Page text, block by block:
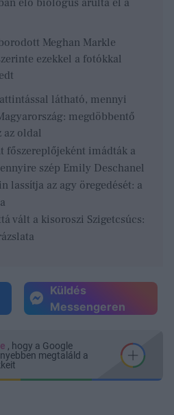
élő biológus árulta el a
Meghan Markle
ezekkel a fotókkal
látható, mennyi
megdöbbentő
az oldal
főszereplőjeként imádták a
szép Emily Deschanel
lassítja az agy öregedését: a
vált a kisoroszi Szigetcsúcs:
Küldés
Messengeren
, hogy a Google
megtaláld a